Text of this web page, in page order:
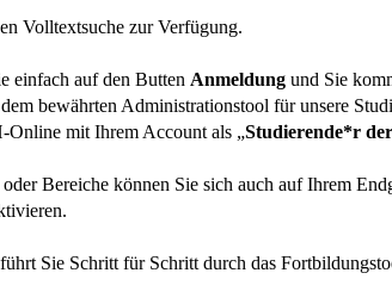
Volltextsuche zur Verfügung.
einfach auf den Butten Anmeldung und Sie
bewährten Administrationstool für unsere
Online mit Ihrem Account als „Studierende*r
Bereiche können Sie sich auch auf Ihrem
Sie Schritt für Schritt durch das